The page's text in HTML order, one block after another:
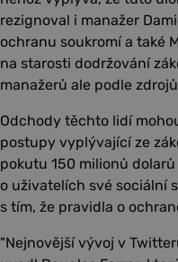
rezignoval i manažer
ochranu soukromí a také
na starosti dodržování
manažerů ale podle
Odchody těchto lidí
postupy vyplývající ze
pokutu 150 milionů
o uživatelích své sociální
s tím, že pravidla o
"Nejnovější vývoj v